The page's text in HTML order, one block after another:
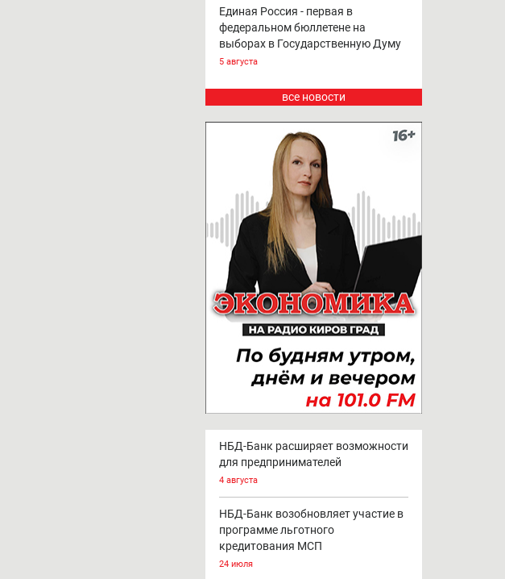
Единая Россия - первая в
федеральном бюллетене на
выборах в Государственную Думу
5 августа
все новости
НБД-Банк расширяет возможности
для предпринимателей
4 августа
НБД-Банк возобновляет участие в
программе льготного
кредитования МСП
24 июля